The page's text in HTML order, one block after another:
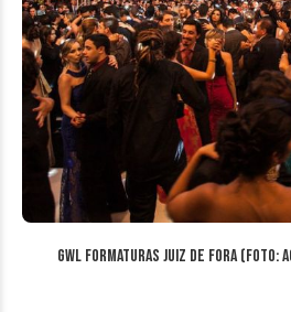
GWL Formaturas Juiz de Fora (Foto: